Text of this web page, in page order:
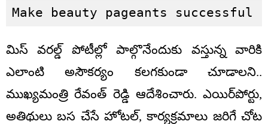
Make beauty pageants successful
మిస్ వరల్డ్ పోటీల్లో పాల్గొనేందుకు వస్తున్న వారికి
ఎలాంటి అసౌకర్యం కలగకుండా చూడాలని..
ముఖ్యమంత్రి రేవంత్ రెడ్డి ఆదేశించారు. ఎయిర్‌పోర్టు,
అతిథులు బస చేసే హోటల్, కార్యక్రమాలు జరిగే చోట